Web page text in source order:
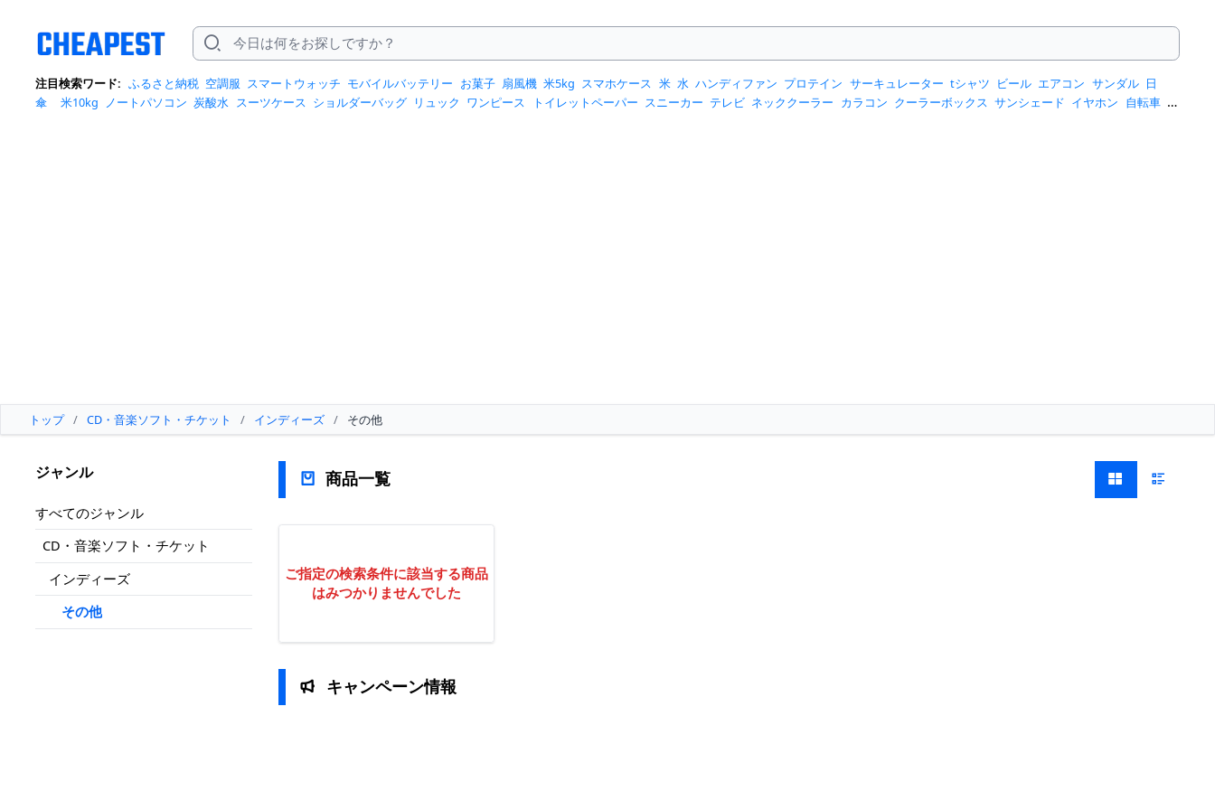
注目検索ワード: ふるさと納税 空調服 スマートウォッチ モバイルバッテリー お菓子 扇風機 米5kg スマホケース 米 水 ハンディファン プロテイン サーキュレーター tシャツ ビール エアコン サンダル 日
傘
米10kg ノートパソコン 炭酸水 スーツケース ショルダーバッグ リュック ワンピース トイレットペーパー スニーカー テレビ ネッククーラー カラコン クーラーボックス サンシェード イヤホン 自転車 ス
トップ / CD・音楽ソフト・チケット / インディーズ / その他
ジャンル
すべてのジャンル
CD・音楽ソフト・チケット
インディーズ
その他
商品一覧
ご指定の検索条件に該当する商品
はみつかりませんでした
キャンペーン情報